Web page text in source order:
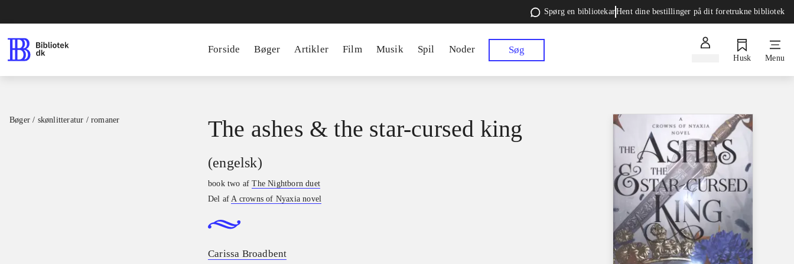
Spørg en bibliotekarHent dine bestillinger på dit foretrukne bibliotek
Forside Bøger Artikler Film Musik Spil Noder Søg
Husk Menu
Bøger / skønlitteratur / romaner The ashes & the star-cursed king
(engelsk)
book two afThe Nightborn duet
Del afA crowns of Nyaxia novel
Carissa Broadbent